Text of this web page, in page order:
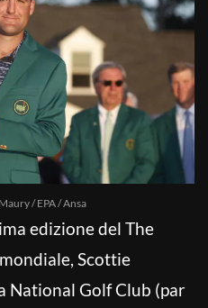
/ EPA / Ansa
edizione del The
Scottie
National Golf Club (par